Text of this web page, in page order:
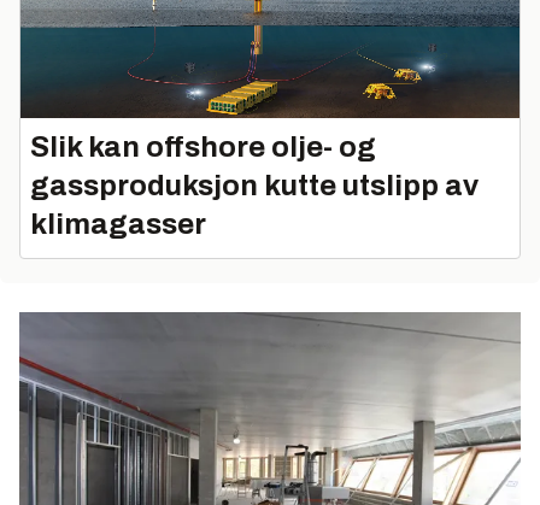
Slik kan offshore olje- og
gassproduksjon kutte utslipp av
klimagasser